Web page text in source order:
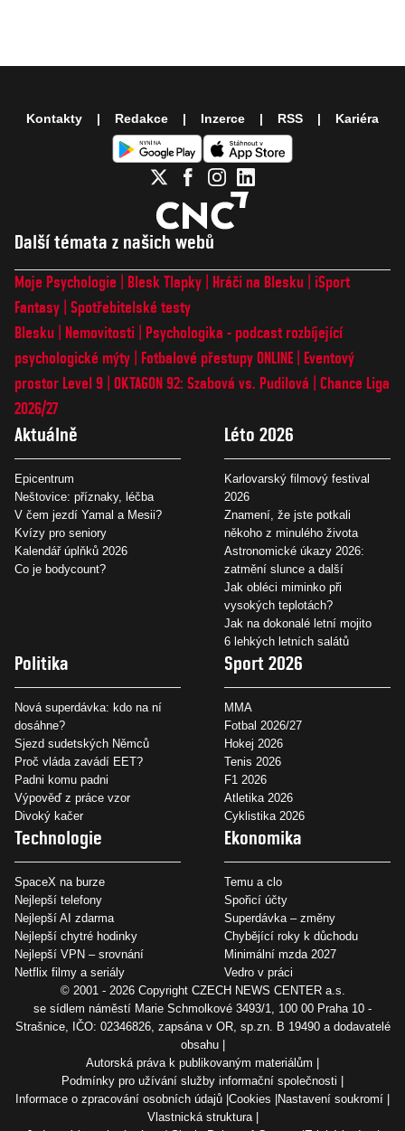
Další témata z našich webů
Moje Psychologie Blesk Tlapky Hráči na Blesku
iSport
Fantasy Spotřebitelské testy
Blesku
Nemovitosti
Psychologika - podcast rozbíjející
psychologické mýty
Fotbalové přestupy ONLINE
Eventový
prostor Level 9 OKTAGON 92: Szabová vs. Pudilová
Chance Liga
2026/27
Aktuálně
Epicentrum
Neštovice: příznaky, léčba
V čem jezdí Yamal a Mesii?
Kvízy pro seniory
Kalendář úplňků 2026
Co je bodycount?
Léto 2026
Karlovarský filmový festival
2026
Znamení, že jste potkali
někoho z minulého života
Astronomické úkazy 2026:
zatmění slunce a další
Jak obléci miminko při
vysokých teplotách?
Jak na dokonalé letní mojito
6 lehkých letních salátů
Politika
Nová superdávka: kdo na ní
dosáhne?
Sjezd sudetských Němců
Proč vláda zavádí EET?
Padni komu padni
Výpověď z práce vzor
Divoký kačer
Sport 2026
MMA
Fotbal 2026/27
Hokej 2026
Tenis 2026
F1 2026
Atletika 2026
Cyklistika 2026
Technologie
SpaceX na burze
Nejlepší telefony
Nejlepší AI zdarma
Nejlepší chytré hodinky
Nejlepší VPN – srovnání
Netflix filmy a seriály
Ekonomika
Temu a clo
Spořicí účty
Superdávka – změny
Chybějící roky k důchodu
Minimální mzda 2027
Vedro v práci
Kontakty Redakce Inzerce RSS Kariéra
© 2001 - 2026 Copyright CZECH NEWS CENTER a.s.
se sídlem náměstí Marie Schmolkové 3493/1, 100 00 Praha 10 -
Strašnice, IČO: 02346826, zapsána v OR, sp.zn. B 19490 a dodavatelé
obsahu
Autorská práva k publikovaným materiálům
Podmínky pro užívání služby informační společnosti
Informace o zpracování osobních údajů Cookies Nastavení soukromí
Vlastnická struktura